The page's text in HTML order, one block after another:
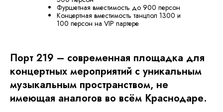
Фуршетная вместимость до 900 персон
Концертная вместимость танцпол 1300 и
100 персон на VIP партере
Порт 219 – современная площадка для
концертных мероприятий с уникальным
музыкальным пространством, не
имеющая аналогов во всём Краснодаре.